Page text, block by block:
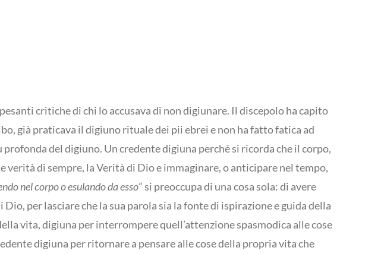
critiche di chi lo accusava di non digiunare. Il discepolo ha capito
già praticava il digiuno rituale dei pii ebrei e non ha fatto fatica ad
del digiuno. Un credente digiuna perché si ricorda che il corpo,
di sempre, la Verità di Dio e immaginare, o anticipare nel tempo,
nel corpo o esulando da esso” si preoccupa di una cosa sola: di avere
per lasciare che la sua parola sia la fonte di ispirazione e guida della
vita, digiuna per interrompere quell’attenzione spasmodica alle cose
digiuna per ritornare a pensare alle cose della propria vita che